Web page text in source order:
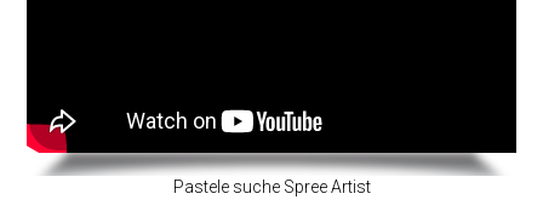
Pastele suche Spree Artist